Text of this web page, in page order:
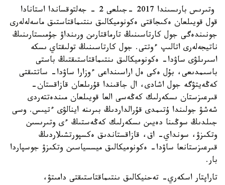
وتىرىس بارىسىندا 2017 -جىلعى 2 - جەلتوقساندا استانادا
قول قويىلعان ەكىجاقتى ەكونوميكالىق ىنتىماقتاستىق ماسەلەلەرى
جونىندەگى جول كارتاسىنىڭ تارماقتارىن ورىنداۋ جۇمىستارىنىڭ
ناتيجەلەرى اتالىپ ءوتتى. جول كارتاسىنىڭ تولىقتاي ىسكە
اسىرىلۋى ساۋدا- ەكونوميكالىق ىنتىماقتاستىقتىڭ باستى
باسىمدىعى، بۇل ەكى ەل اراسىنداعى ءوزارا ساۋدا- ساتتىقتى
كەڭەيتۋگە جول اشادى، ال جاقىندا قۇرىلعان قازاقستان-
قىرعىزستان ىسكەرلىك كەڭەسى العا قويىلعان مىندەتتەردى
شەشۋ جولىندا ۇتىمدى قۇرالداردىڭ بىرىنە اينالۋى ءتيىس. وسى
جىلدىڭ سوڭىنا دەيىن ىسكەرلىك كەڭەستىڭ ءى وتىرىسىن
وتكىزۋ، سونداي- اق، قازاقستاندىق ەكسپورتشىلاردىڭ
قىرعىزستانعا ساۋدا- ەكونوميكالىق ميسسياسىن وتكىزۋ جوسپاردا
بار.
تاراپتار اسكەري- تەحنيكالىق ىنتىماقتاستىقتى دامىتۋ،